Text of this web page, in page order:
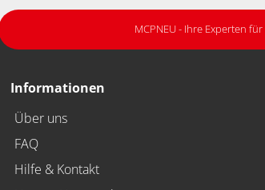
MCPNEU - Ihre Experten
Informationen
Über uns
FAQ
Hilfe & Kontakt